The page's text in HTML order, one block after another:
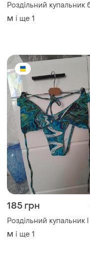
Роздільний купальник
M і ще 1
185 грн
Роздільний купальник l
M і ще 1